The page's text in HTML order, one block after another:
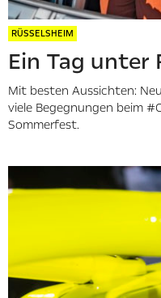
RÜSSELSHEIM
Ein Tag unter
Mit besten Aussichten:
viele Begegnungen beim
Sommerfest.